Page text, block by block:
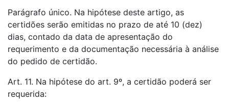
Parágrafo único. Na hipótese deste artigo, as
certidões serão emitidas no prazo de até 10 (dez)
dias, contado da data de apresentação do
requerimento e da documentação necessária à análise
do pedido de certidão.
Art. 11. Na hipótese do art. 9º, a certidão poderá ser
requerida: